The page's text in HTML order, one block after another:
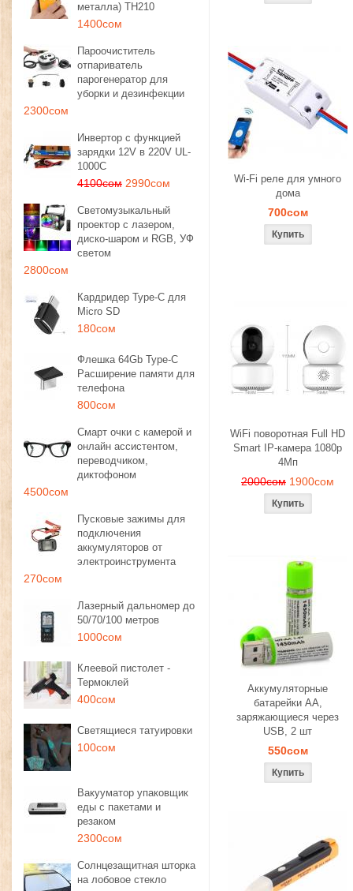
металла) TH210
1400сом
Пароочиститель
отпариватель
парогенератор для
уборки и дезинфекции
2300сом
Инвертор с функцией
зарядки 12V в 220V UL-
1000C
4100сом 2990сом
Светомузыкальный
проектор с лазером,
диско-шаром и RGB, УФ
светом
2800сом
Кардридер Type-C для
Micro SD
180сом
Флешка 64Gb Type-C
Расширение памяти для
телефона
800сом
Смарт очки с камерой и
онлайн ассистентом,
переводчиком,
диктофоном
4500сом
Пусковые зажимы для
подключения
аккумуляторов от
электроинструмента
270сом
Лазерный дальномер до
50/70/100 метров
1000сом
Клеевой пистолет -
Термоклей
400сом
Светящиеся татуировки
100сом
Вакууматор упаковщик
еды с пакетами и
резаком
2300сом
Солнцезащитная шторка
на лобовое стекло
Wi-Fi реле для умного
дома
700сом
WiFi поворотная Full HD
Smart IP-камера 1080p
4Мп
2000сом 1900сом
Аккумуляторные
батарейки AA,
заряжающиеся через
USB, 2 шт
550сом